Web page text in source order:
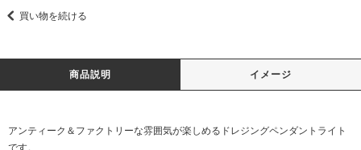
買い物を続ける
商品説明 イメージ
アンティーク＆ファクトリーな雰囲気が楽しめるドレジングペンダントライト
です。